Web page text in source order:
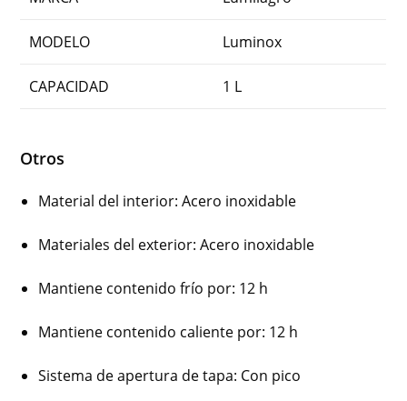
MODELO Luminox
CAPACIDAD 1 L
Otros
Material del interior: Acero inoxidable
Materiales del exterior: Acero inoxidable
Mantiene contenido frío por: 12 h
Mantiene contenido caliente por: 12 h
Sistema de apertura de tapa: Con pico